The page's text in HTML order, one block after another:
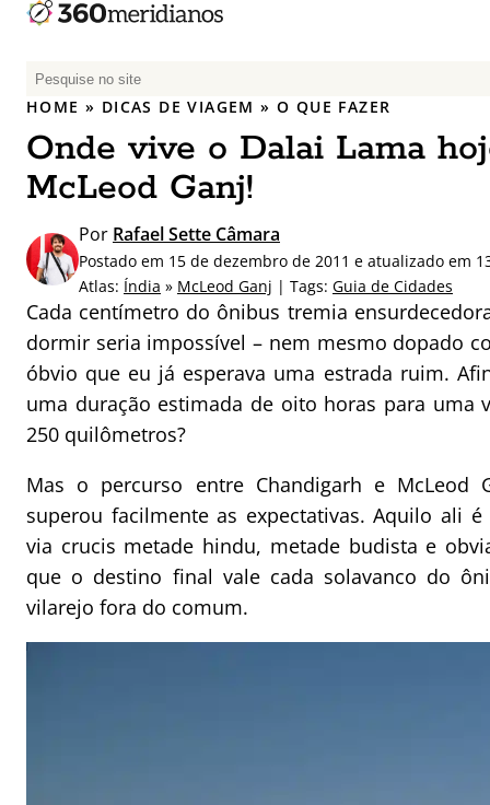
P
e
q
u
i
a
r
p
o
r
:
HOME » DICAS DE VIAGEM »O QUE FAZER
Onde vive o Dalai Lama
McLeod Ganj!
Por Rafael Sette Câmara
Postado em 15 de dezembro de 2011 e atualizado em
Atlas: Índia » McLeod Ganj | Tags: Guia de Cidades
Cada centímetro do ônibus tremia
dormir seria impossível – nem mesmo dopado
óbvio que eu já esperava uma estrada ruim.
uma duração estimada de oito horas para uma
250 quilômetros?
Mas o percurso entre Chandigarh e McLeod
superou facilmente as expectativas. Aquilo ali
via crucis metade hindu, metade budista e
que o destino final vale cada solavanco do
vilarejo fora do comum.